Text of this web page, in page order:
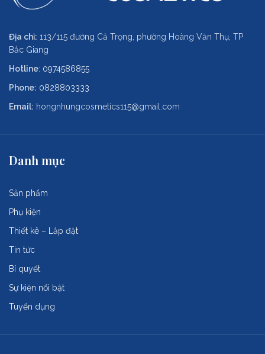
Địa chỉ: 113/115 đường Cả Trọng, phường Hoàng Văn Thụ, TP
Bắc Giang
Hotline: 0974586855
Phone: 0828803333
Email: hongnhungcosmetics115@gmail.com
Danh mục
Sản phẩm
Phụ kiện
Thiết kê – Lắp đặt
Tin tức
Bí quyết
Sự kiện nổi bật
Tuyển dụng